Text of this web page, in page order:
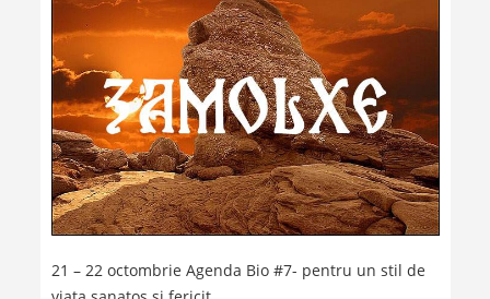
21 – 22 octombrie Agenda Bio #7- pentru un stil de